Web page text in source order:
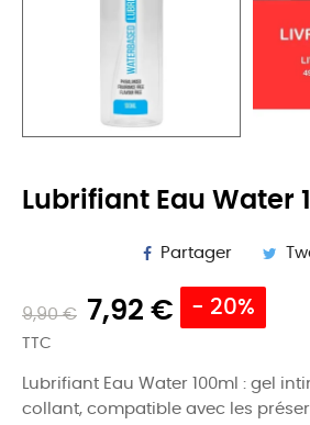
Lubrifiant Eau Water
Partager
9,90 € 7,92 € - 20%
TTC
Lubrifiant Eau Water 100ml : gel
collant, compatible avec les